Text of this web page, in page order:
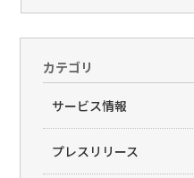
カテゴリ
サービス情報
プレスリリース